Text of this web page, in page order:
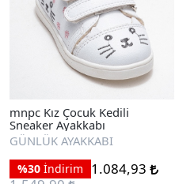
mnpc Kız Çocuk Kedili
Sneaker Ayakkabı
GÜNLÜK AYAKKABI
%30 İndirim
1.084,93